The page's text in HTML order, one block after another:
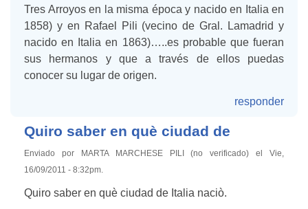
Tres Arroyos en la misma época y nacido en Italia en
1858) y en Rafael Pili (vecino de Gral. Lamadrid y
nacido en Italia en 1863)…..es probable que fueran
sus hermanos y que a través de ellos puedas
conocer su lugar de origen.
responder
Quiro saber en què ciudad de
Enviado por MARTA MARCHESE PILI (no verificado) el Vie,
16/09/2011 - 8:32pm.
Quiro saber en què ciudad de Italia naciò.